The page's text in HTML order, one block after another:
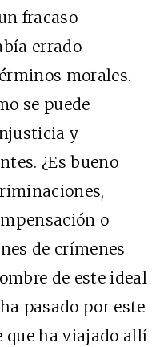
fracaso
errado
morales.
se puede
y
¿Es bueno
o
de crímenes
de este ideal
pasado por este
que ha viajado allí